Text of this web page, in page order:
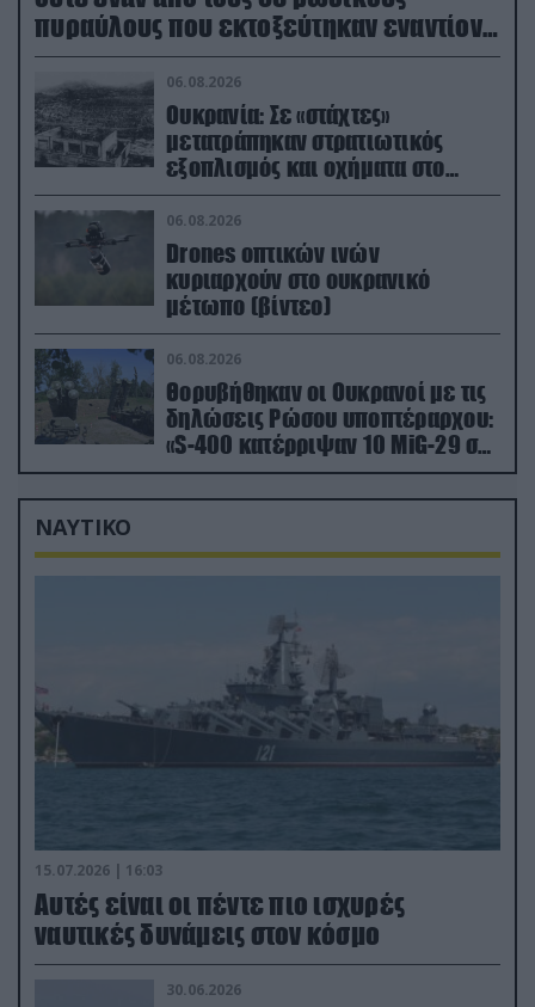
πυραύλους που εκτοξεύτηκαν εναντίον
του
06.08.2026
Ουκρανία: Σε «στάχτες»
μετατράπηκαν στρατιωτικός
εξοπλισμός και οχήματα στο
Κίεβο μετά από ρωσικά
πλήγματα (βίντεο)
06.08.2026
Drones οπτικών ινών
κυριαρχούν στο ουκρανικό
μέτωπο (βίντεο)
06.08.2026
Θορυβήθηκαν οι Ουκρανοί με τις
δηλώσεις Ρώσου υποπτέραρχου:
«S-400 κατέρριψαν 10 MiG-29 σε
μόλις μια μέρα!»
ΝΑΥΤΙΚΟ
15.07.2026 | 16:03
Aυτές είναι οι πέντε πιο ισχυρές
ναυτικές δυνάμεις στον κόσμο
30.06.2026